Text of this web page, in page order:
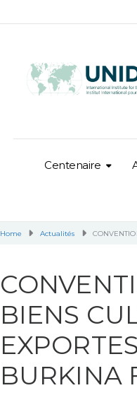
Centenaire
Home Actualités
BIENS
BURKINA